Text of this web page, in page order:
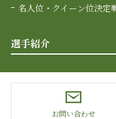
名人位・クイーン位決定
選手紹介
お問い合わせ